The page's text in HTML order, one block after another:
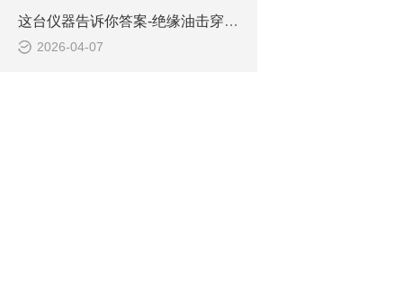
这台仪器告诉你答案-绝缘油击穿电压知多少？
2026-04-07